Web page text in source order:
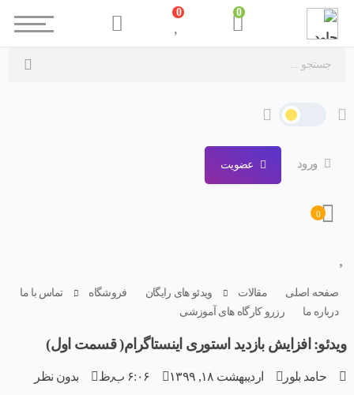
ورود عضویت
0
صفحه اصلی مقالات ویدئو های رایگان فروشگاه
تماس با ما
درباره ما
رزرو کارگاه های آموزشی
ویدئو: افزایش بازدید استوری اینستاگرام( قسمت اول)
حامد بلور اردیبهشت ۱۸, ۱۳۹۹ ۶:۰۶ ب٫ظ بدون نظر
0
0